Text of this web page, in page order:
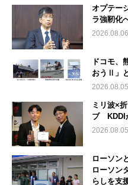
オプテー
ラ強靭化
2026.08.06
ドコモ、
おうⅡ」
2026.08.05
ミリ波×
ブ KDDI
2026.08.05
ローソン
ローソン
らしを支